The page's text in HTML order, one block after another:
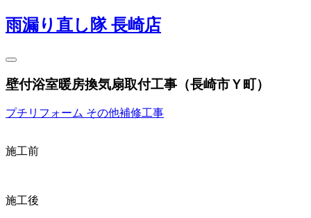
雨漏り直し隊 長崎店
壁付浴室暖房換気扇取付工事（長崎市Ｙ町）
プチリフォーム その他補修工事
施工前
施工後